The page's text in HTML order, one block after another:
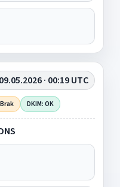
09.05.2026 · 00:19 UTC
DKIM: OK